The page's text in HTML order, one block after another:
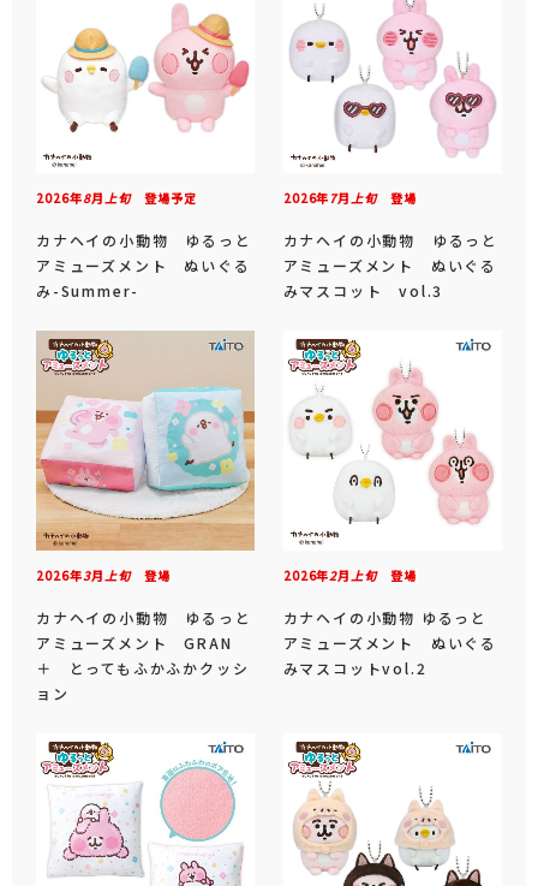
2026年8月上旬登場予定
カナヘイの小動物 ゆるっと
アミューズメント ぬいぐる
み-Summer-
2026年 7月上旬登場
カナヘイの小動物 ゆるっと
アミューズメント ぬいぐる
みマスコット vol.3
2026年3月 上旬登場
カナヘイの小動物 ゆるっと
アミューズメント GRAN
＋ とってもふかふかクッシ
ョン
2026年2月 上旬登場
カナヘイの小動物 ゆるっと
アミューズメント ぬいぐる
みマスコットvol.2